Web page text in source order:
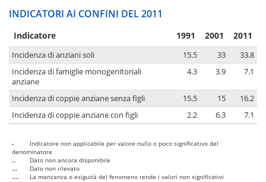
INDICATORI AI CONFINI DEL 2011
Indicatore 1991 2001 2011
Incidenza di anziani soli 15.5 33
33.8
Incidenza di famiglie monogenitoriali
anziane
4.3 3.9 7.1
Incidenza di coppie anziane senza figli 15.5 15
16.2
Incidenza di coppie anziane con figli
2.2 6.3 7.1
-
Indicatore non applicabile per valore nullo o poco significativo del
denominatore
..
Dato non ancora disponibile
...
Dato non rilevato
....
La mancanza o esiguità del fenomeno rende i valori non significativi